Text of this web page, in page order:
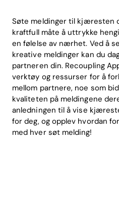
Søte meldinger til kjæresten
kraftfull måte å uttrykke
en følelse av nærhet. Ved å
kreative meldinger kan du
partneren din. Recoupling
verktøy og ressurser for å
mellom partnere, noe som
kvaliteten på meldingene
anledningen til å vise
for deg, og opplev hvordan
med hver søt melding!